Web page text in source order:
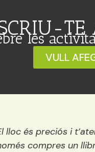
les
VULL
llibreria preciosa
i conté els